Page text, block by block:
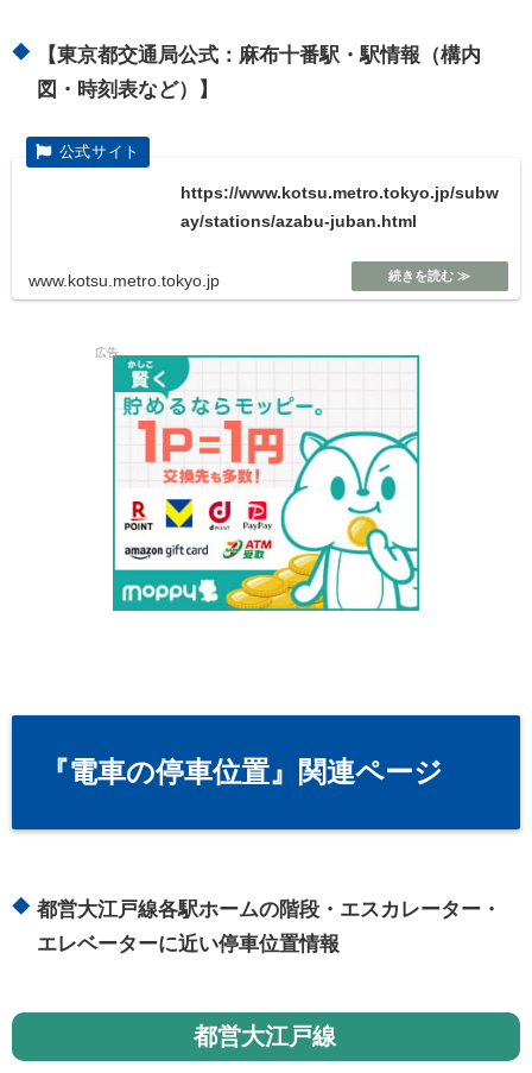
【東京都交通局公式：麻布十番駅・駅情報（構内
図・時刻表など）】
https://www.kotsu.metro.tokyo.jp/subw
ay/stations/azabu-juban.html
www.kotsu.metro.tokyo.jp
広告
『電車の停車位置』関連ページ
都営大江戸線各駅ホームの階段・エスカレーター・
エレベーターに近い停車位置情報
都営大江戸線